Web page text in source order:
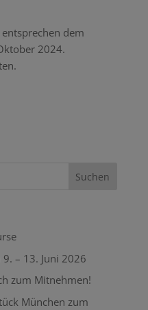
dem
2024.
– 13. Juni 2026
zum Mitnehmen!
München zum